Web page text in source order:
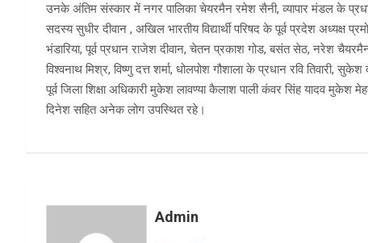
उनके अंतिम संस्कार में नगर पालिका चेयरमैन रमेश सैनी, व्यापार मंडल के
सदस्य सुधीर दीवान , अखिल भारतीय विद्यार्थी परिषद के पूर्व प्रदेश अध्यक्ष
भंडारिया, पूर्व प्रधान राजेश दीवान, चेतन प्रकाश गोड, बसंत सेठ, नरेश
विश्वनाथ मिश्र, विष्णु दत्त शर्मा, धोलपोश गौशाला के प्रधान रवि तिवारी,
पूर्व जिला शिक्षा अधिकारी मुकेश लावण्या कैलाश पाली कंवर सिंह यादव मुकेश
दिनेश सहित अनेक लोग उपस्थित रहे।
Admin